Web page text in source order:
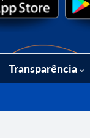
Transparência